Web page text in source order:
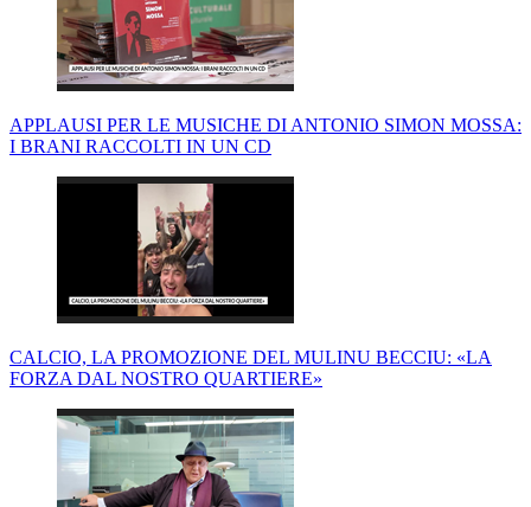
APPLAUSI PER LE MUSICHE DI ANTONIO SIMON MOSSA:
I BRANI RACCOLTI IN UN CD
CALCIO, LA PROMOZIONE DEL MULINU BECCIU: «LA
FORZA DAL NOSTRO QUARTIERE»